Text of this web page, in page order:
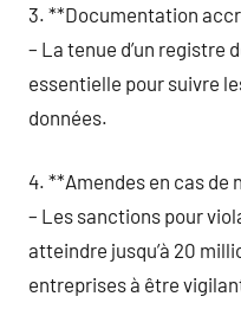
3. **Documentation
– La tenue d’un
essentielle pour suivre
données.
4. **Amendes en cas
– Les sanctions pour
atteindre jusqu’à 20
entreprises à être